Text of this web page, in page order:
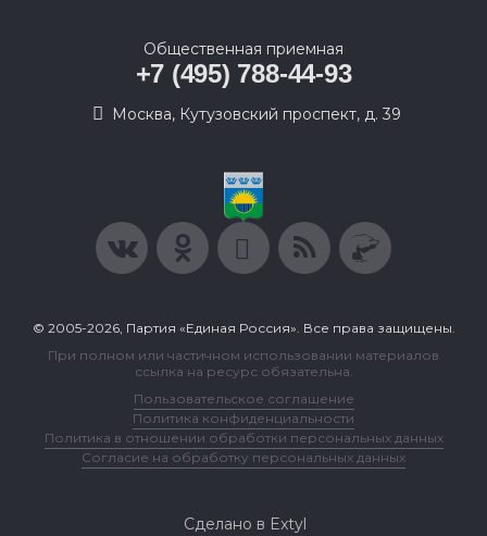
Общественная приемная
+7 (495) 788-44-93
Москва, Кутузовский проспект, д. 39
© 2005-2026, Партия «Единая Россия». Все права защищены.
При полном или частичном использовании материалов
ссылка на ресурс обязательна.
Пользовательское соглашение
Политика конфиденциальности
Политика в отношении обработки персональных данных
Согласие на обработку персональных данных
Сделано в Extyl